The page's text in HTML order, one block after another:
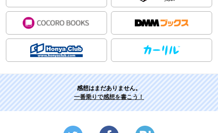
感想はまだありません。
一番乗りで感想を書こう！